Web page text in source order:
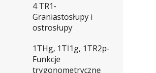
4 TR1-
Graniastosłupy i
ostrosłupy
1THg, 1TI1g, 1TR2p-
Funkcje
trygonometryczne